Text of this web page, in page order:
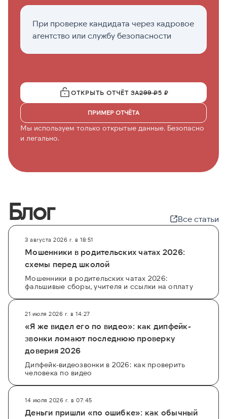
При проверке кандидата через кадровое
агентство или службу безопасности
ОТКРЫТЬ ОТЧЁТ ЗА299 ₽5 ₽
ПРИМЕР ОТЧЁТА
Мы используем только открытые данные. Безопасно
и легально.
Блог Все статьи
3 августа 2026 г. в 18:51
Мошенники в родительских чатах 2026:
схемы перед школой
Мошенники в родительских чатах 2026:
фальшивые сборы, учителя и ссылки на оплату
21 июля 2026 г. в 14:27
«Я же видел его по видео»: как дипфейк-
звонки ломают последнюю проверку
доверия 2026
Дипфейк-видеозвонки в 2026: как проверить
человека по видео
14 июля 2026 г. в 07:45
Деньги пришли «по ошибке»: как обычный